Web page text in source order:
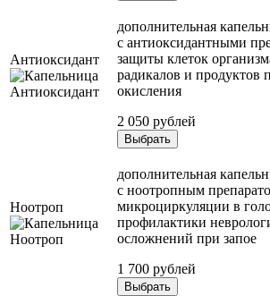
Антиоксидант
дополнительная
с антиоксидантными
защиты клеток
радикалов и продуктов
окисления
2 050 рублей
Выбрать
Ноотроп
дополнительная
с ноотропным
микроциркуляции в
профилактики
осложнений при запое
1 700 рублей
Выбрать